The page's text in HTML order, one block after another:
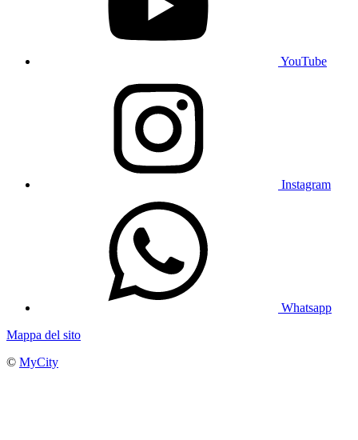
YouTube
Instagram
Whatsapp
Mappa del sito
© MyCity